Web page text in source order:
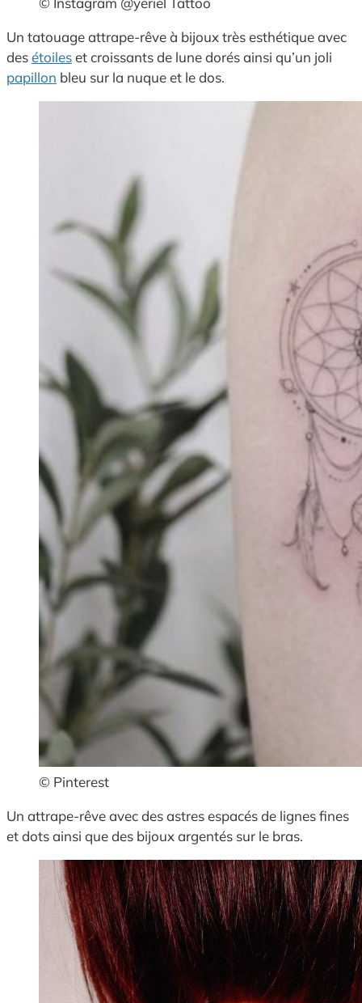
Un tatouage attrape-rêve à bijoux très esthétique avec
desétoileset croissants de lune dorés ainsi qu’un joli
papillon bleu sur la nuque et le dos.
© Pinterest
Un attrape-rêve avec des astres espacés de lignes fines
et dots ainsi que des bijoux argentés sur le bras.